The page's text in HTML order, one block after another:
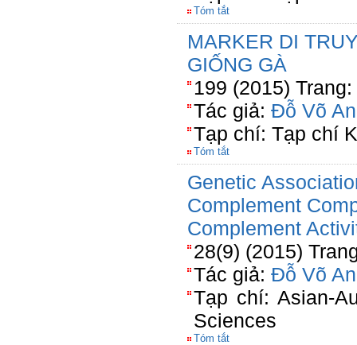
Tóm tắt
MARKER DI
GIỐNG GÀ
199 (2015) Trang:
Tác giả: Đỗ Võ
Tạp chí: Tạp chí
Tóm tắt
Genetic
Complement
Complement
28(9) (2015)
Tác giả: Đỗ Võ
Tạp chí: Asian-
Sciences
Tóm tắt